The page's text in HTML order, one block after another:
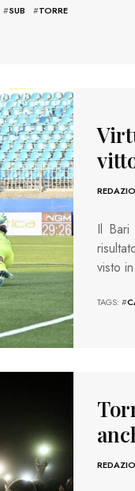
#SUB #TORRE
Il
visto
TAGS: #